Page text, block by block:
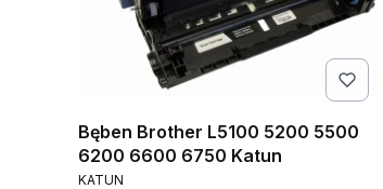
Bęben Brother L5100 5200 5500
6200 6600 6750 Katun
PRODUCENT
KATUN